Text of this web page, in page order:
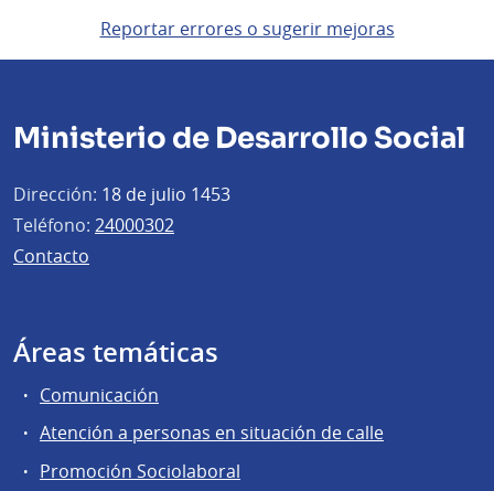
Reportar errores o sugerir mejoras
Ministerio de Desarrollo Social
Dirección: 18 de julio 1453
Teléfono: 24000302
Contacto
Áreas temáticas
Comunicación
Atención a personas en situación de calle
Promoción Sociolaboral